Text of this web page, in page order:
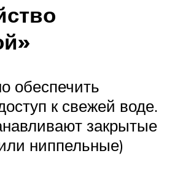
обеспечить
к свежей воде.
закрытые
ниппельные)